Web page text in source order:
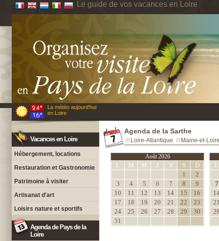
Le guide de vos vacances en Loire
La météo aujourd'hui
en Loire
Vacances en Loire
Hébergement, locations
Restauration et Gastronomie
Patrimoine à visiter
Artisanat d'art
Loisirs nature et sportifs
Agenda de Pays de la
Loire
Agenda de la Sarthe
Loire-Atlantique Maine-et-
Août 2026
L M M J V S
D
1
2
3
4 5 6 7 8
9
10
11 12 13 14 15
16
17
18 19 20 21 22
23
24
25 26 27 28 29
30
31
L
7